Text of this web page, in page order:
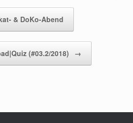
& DoKo-Abend
(#03.2/2018) →